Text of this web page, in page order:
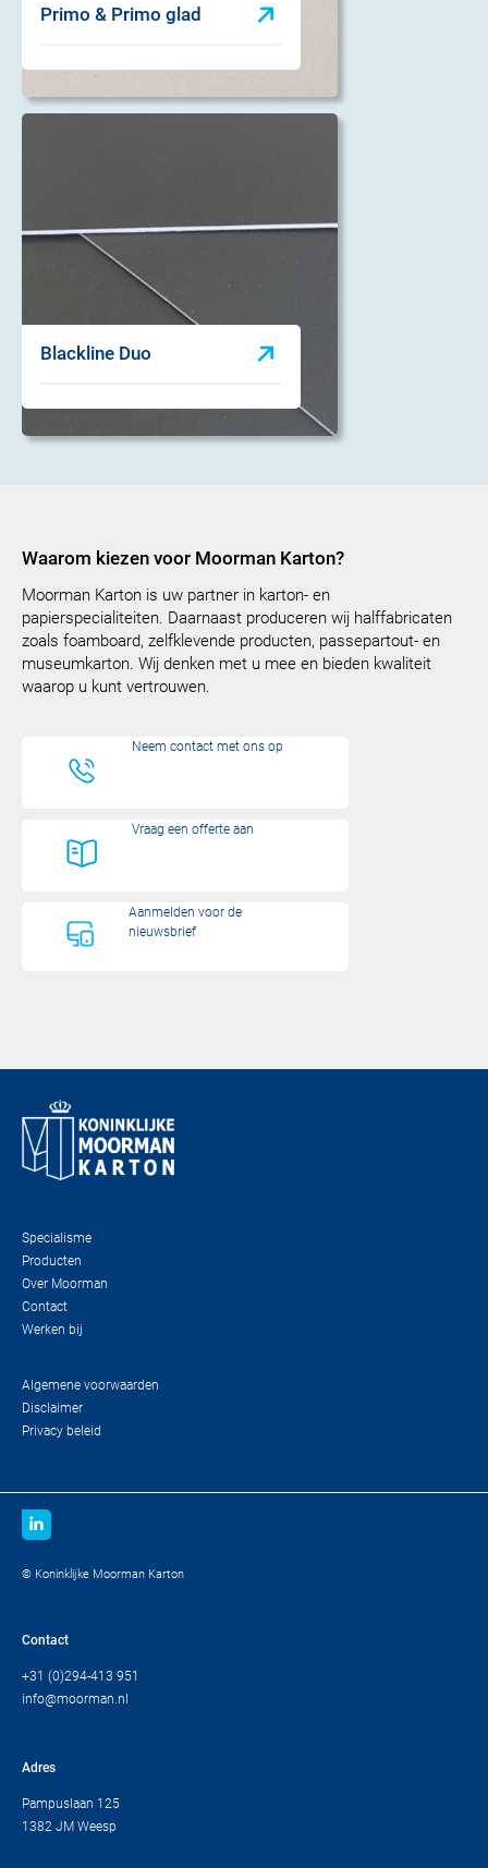
Primo & Primo glad
Blackline Duo
Waarom kiezen voor Moorman Karton?
Moorman Karton is uw partner in karton- en
papierspecialiteiten. Daarnaast produceren wij halffabricaten
zoals foamboard, zelfklevende producten, passepartout- en
museumkarton. Wij denken met u mee en bieden kwaliteit
waarop u kunt vertrouwen.
Neem contact met ons op
Vraag een offerte aan
Aanmelden voor de
nieuwsbrief
Specialisme
Producten
Over Moorman
Contact
Werken bij
Algemene voorwaarden
Disclaimer
Privacy beleid
© Koninklijke Moorman Karton
Contact
+31 (0)294-413 951
info@moorman.nl
Adres
Pampuslaan 125
1382 JM Weesp